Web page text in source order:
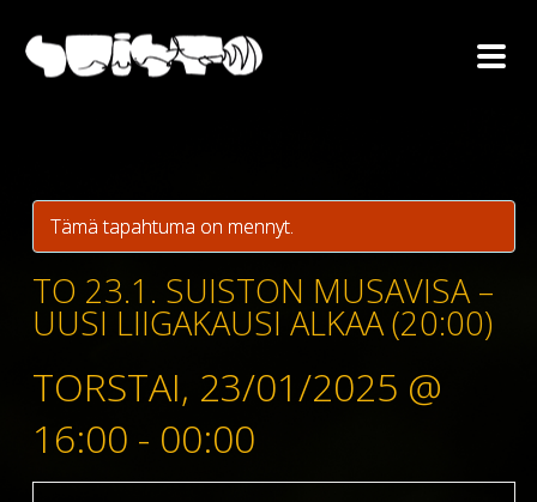
Tämä tapahtuma on mennyt.
TO 23.1. SUISTON MUSAVISA –
UUSI LIIGAKAUSI ALKAA (20:00)
TORSTAI, 23/01/2025 @
16:00 - 00:00